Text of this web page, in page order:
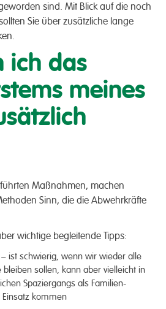
sind. Mit Blick auf die noch
Sie über zusätzliche lange
ich das
meines
Maßnahmen, machen
Sinn, die die Abwehrkräfte
wichtige begleitende Tipps:
– ist schwierig, wenn wir wieder alle
sollen, kann aber vielleicht in
Spaziergangs als Familien-
kommen